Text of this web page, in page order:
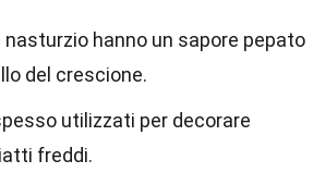
nasturzio hanno un sapore pepato
del crescione.
utilizzati per decorare
freddi.